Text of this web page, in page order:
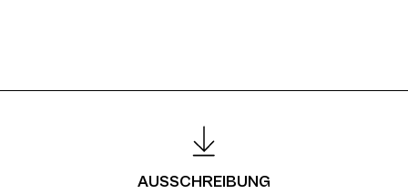
AUSSCHREIBUNG